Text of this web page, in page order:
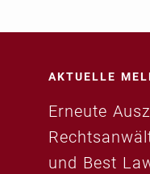
AKTUELLE
Erneute
und Best